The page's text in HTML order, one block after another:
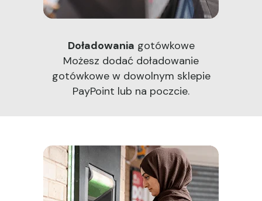
Doładowania gotówkowe
Możesz dodać doładowanie
gotówkowe w dowolnym sklepie
PayPoint lub na poczcie.